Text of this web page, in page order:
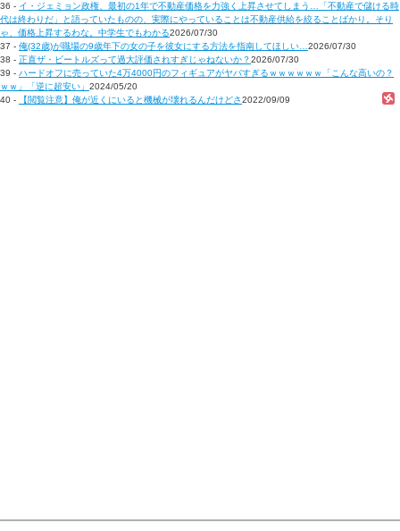
36 - イ・ジェミョン政権、最初の1年で不動産価格を力強く上昇させてしまう…「不動産で儲ける時
代は終わりだ」と語っていたものの、実際にやっていることは不動産供給を絞ることばかり。そり
ゃ、価格上昇するわな。中学生でもわかる2026/07/30
37 - 俺(32歳)が職場の9歳年下の女の子を彼女にする方法を指南してほしい…2026/07/30
38 - 正直ザ・ビートルズって過大評価されすぎじゃねないか？2026/07/30
39 - ハードオフに売っていた4万4000円のフィギュアがヤバすぎるｗｗｗｗｗｗ「こんな高いの？
ｗｗ」「逆に超安い」 2024/05/20
40 -
【閲覧注意】俺が近くにいると機械が壊れるんだけどさ2022/09/09